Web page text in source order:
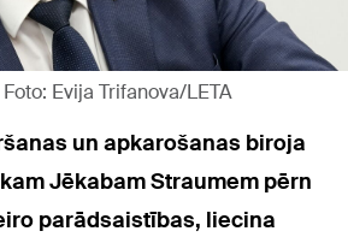
Evija Trifanova/LETA
un apkarošanas biroja
Jēkabam Straumem pērn
parādsaistības, liecina